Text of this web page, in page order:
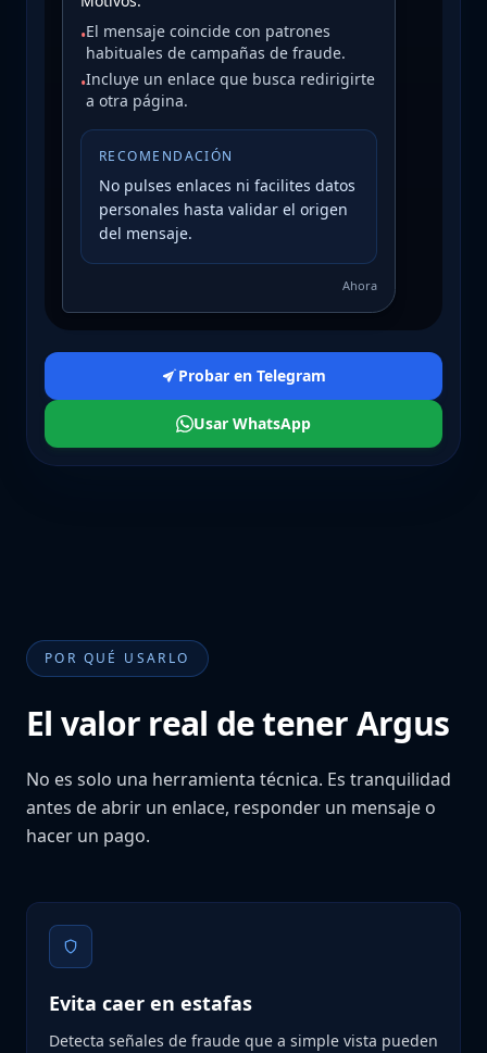
•El mensaje coincide con patrones
habituales de campañas de fraude.
•Incluye un enlace que busca redirigirte
a otra página.
RECOMENDACIÓN
No pulses enlaces ni facilites datos
personales hasta validar el origen
del mensaje.
Ahora
Probar en Telegram
Usar WhatsApp
POR QUÉ USARLO
El valor real de tener Argus
No es solo una herramienta técnica. Es tranquilidad
antes de abrir un enlace, responder un mensaje o
hacer un pago.
Evita caer en estafas
Detecta señales de fraude que a simple vista pueden